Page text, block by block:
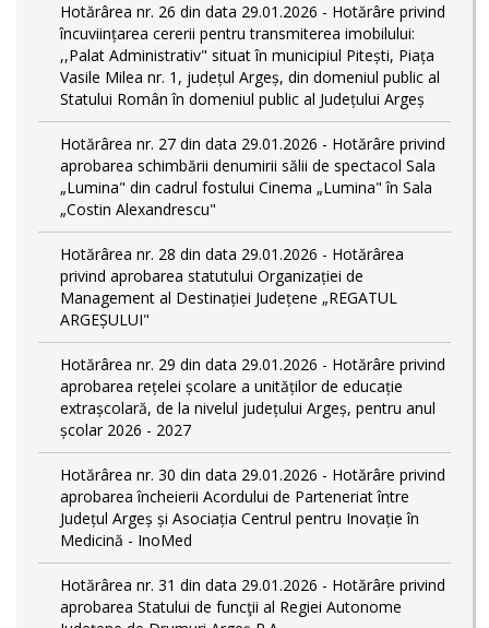
Hotărârea nr. 26 din data 29.01.2026 - Hotărâre privind
încuviințarea cererii pentru transmiterea imobilului:
,,Palat Administrativ" situat în municipiul Pitești, Piața
Vasile Milea nr. 1, județul Argeș, din domeniul public al
Statului Român în domeniul public al Județului Argeș
Hotărârea nr. 27 din data 29.01.2026 - Hotărâre privind
aprobarea schimbării denumirii sălii de spectacol Sala
„Lumina" din cadrul fostului Cinema „Lumina" în Sala
„Costin Alexandrescu"
Hotărârea nr. 28 din data 29.01.2026 - Hotărârea
privind aprobarea statutului Organizației de
Management al Destinației Județene „REGATUL
ARGEȘULUI"
Hotărârea nr. 29 din data 29.01.2026 - Hotărâre privind
aprobarea rețelei școlare a unităților de educație
extrașcolară, de la nivelul județului Argeș, pentru anul
școlar 2026 - 2027
Hotărârea nr. 30 din data 29.01.2026 - Hotărâre privind
aprobarea încheierii Acordului de Parteneriat între
Județul Argeș și Asociația Centrul pentru Inovație în
Medicină - InoMed
Hotărârea nr. 31 din data 29.01.2026 - Hotărâre privind
aprobarea Statului de funcţii al Regiei Autonome